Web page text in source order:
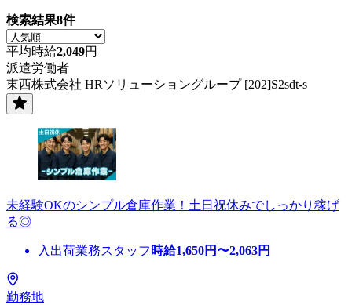
検索結果8件
平均時給2,049円
派遣労働者
東西株式会社 HRソリューショングループ [202]S2sdt-s
未経験OKのシンプル倉庫作業！土日祝休みでしっかり稼げ
る◎
入出荷業務スタッフ 時給1,650円〜2,063円
勤務地